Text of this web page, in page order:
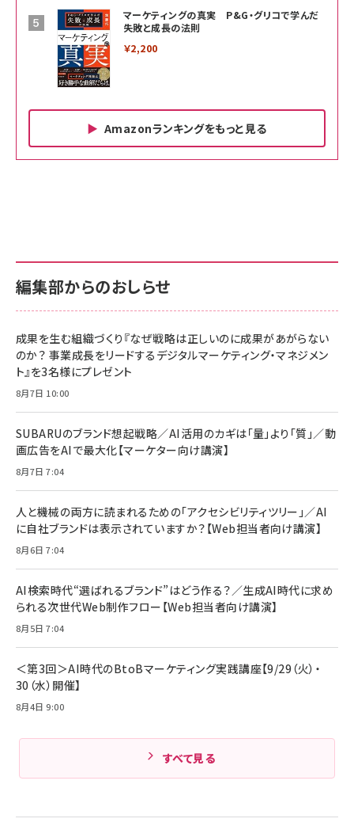
マーケティングの真実 P&G・グリコで学んだ
失敗と成長の法則
￥2,200
Amazonランキングをもっと見る
￥880
anan(アンアン)2026/06/24号 No.2500増刊
スペシャルエディション[王道エンタメの矜持／
￥1,100
anan(アンアン)2026/07/08号 No.2502[2026
￥880
ママ投資家が育休中に１億貯めた株式投資
組織の成果を最大化する ルールのデザイン
￥1,980
Amazonランキングをもっと見る
サポート正規品 メーカー保証5年 KLMEA128G
NIMASO ガラスフィルム iPhone 17 用 保護フィ
すい ガイド枠付き いPhone17 (6.3インチ) 対応
2枚セット DSP25F1698
￥1,599
￥6,980
全ワイヤレスイヤホン/アクティブノイズキャンセリ
技術基準適合】ブラック
￥5,990
ケーブル Anker絡まないケーブル 240W 結束バン
ド付き USB PD対応 シリコン素材採用 iPhone
17 / 16 / 15 / Galaxy iPad Pro MacBook
Pro/Air 各種対応 (1.8m ミッドナイトブラック)
￥1,890
サポート正規品 メーカー保証5年 KLMEA128G
Amazon eギフトカード - Amazonロゴ - クラ
￥5,000
Anker PowerLine III Flow USB-C & USB-C
Pro/Air 各種対応 (1.8m ミッドナイトブラック)
￥1,890
サッポロ 生ビール 黒ラベル 350ml 缶 24本 ビー
ル ケース買い【6/30応募〆切! 黒ラベルビヤセラー
￥4,857
編集部からのおしらせ
成果を生む組織づくり『なぜ戦略は正しいのに成果があがらない
のか？ 事業成長をリードするデジタルマーケティング・マネジメン
ト』を3名様にプレゼント
8月7日 10:00
SUBARUのブランド想起戦略／AI活用のカギは「量」より「質」／動
画広告をAIで最大化【マーケター向け講演】
8月7日 7:04
人と機械の両方に読まれるための「アクセシビリティツリー」／AI
に自社ブランドは表示されていますか？【Web担当者向け講演】
8月6日 7:04
AI検索時代“選ばれるブランド”はどう作る？／生成AI時代に求め
られる次世代Web制作フロー【Web担当者向け講演】
8月5日 7:04
＜第3回＞AI時代のBtoBマーケティング実践講座【9/29（火）・
30（水）開催】
8月4日 9:00
すべて見る